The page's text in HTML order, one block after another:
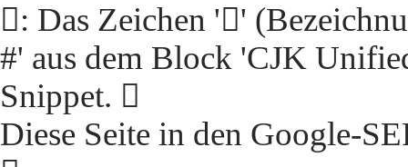
𩩉: Das Zeichen '𩩉'
#' aus dem Block 'CJK
Snippet. 𩩉
Diese Seite in den Google-